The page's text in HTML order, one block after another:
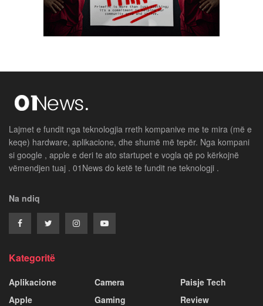
Lajmet e fundit nga teknologjia rreth kompanive me te mira (më e
keqe) hardware, aplikacione, dhe shumë më tepër. Nga kompani
si google , apple e deri te ato startupet e vogla që po kërkojnë
vëmendjen tuaj . 01News do ketë te fundit ne teknologji .
Na ndiq
Kategoritë
Aplikacione
Apple
Camera
Gaming
Paisje Tech
Review